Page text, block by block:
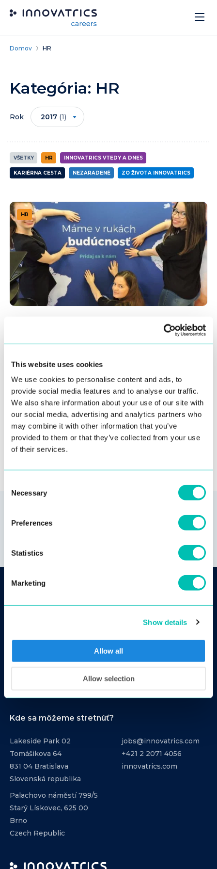
This website uses cookies
We use cookies to personalise content and ads, to
provide social media features and to analyse our traffic.
We also share information about your use of our site with
our social media, advertising and analytics partners who
may combine it with other information that you’ve
provided to them or that they’ve collected from your use
of their services.
Selection
Necessary
Preferences
Statistics
Marketing
Show details
Allow all
Allow selection
Domov HR
Kategória: HR
Rok 2017 (1)
VŠETKY HR INNOVATRICS VTEDY A DNES
KARIÉRNA CESTA NEZARADENÉ ZO ŽIVOTA INNOVATRICS
HR
Katarína Vícenová, HR manažérka: Ak
ľuďmi, ktorým to myslí a ktorí smerujú
spoločnou cestou, pridajte sa k nám.
Nehryzieme.
Prečítať viac
Podmienky používania
Cookies
Kde sa môžeme stretnúť?
Lakeside Park 02
Tomášikova 64
831 04 Bratislava
Slovenská republika
Palachovo náměstí 799/5
Starý Lískovec, 625 00
Brno
Czech Republic
jobs@innovatrics.com
+421 2 2071 4056
innovatrics.com